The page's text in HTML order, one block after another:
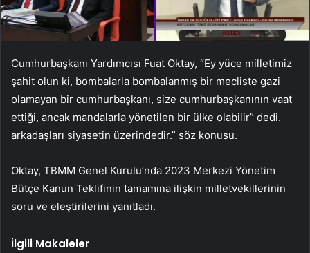
Cumhurbaşkanı Yardımcısı Fuat Oktay, “Ey yüce milletimiz
şahit olun ki, bombalarla bombalanmış bir mecliste gazi
olamayan bir cumhurbaşkanı, size cumhurbaşkanının vaat
ettiği, ancak mandalarla yönetilen bir ülke olabilir” dedi.
arkadaşları siyasetin üzerindedir.” söz konusu.
Oktay, TBMM Genel Kurulu’nda 2023 Merkezi Yönetim
Bütçe Kanun Teklifinin tamamına ilişkin milletvekillerinin
soru ve eleştirilerini yanıtladı.
İlgili Makaleler